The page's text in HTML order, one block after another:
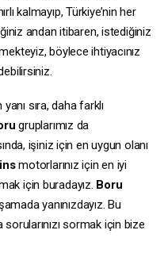
kalmayıp, Türkiye’nin her
andan itibaren, istediğiniz
böylece ihtiyacınız
sıra, daha farklı
gruplarımız da
işiniz için en uygun olanı
motorlarınız için en iyi
için buradayız. Boru
yanınızdayız. Bu
sormak için bize